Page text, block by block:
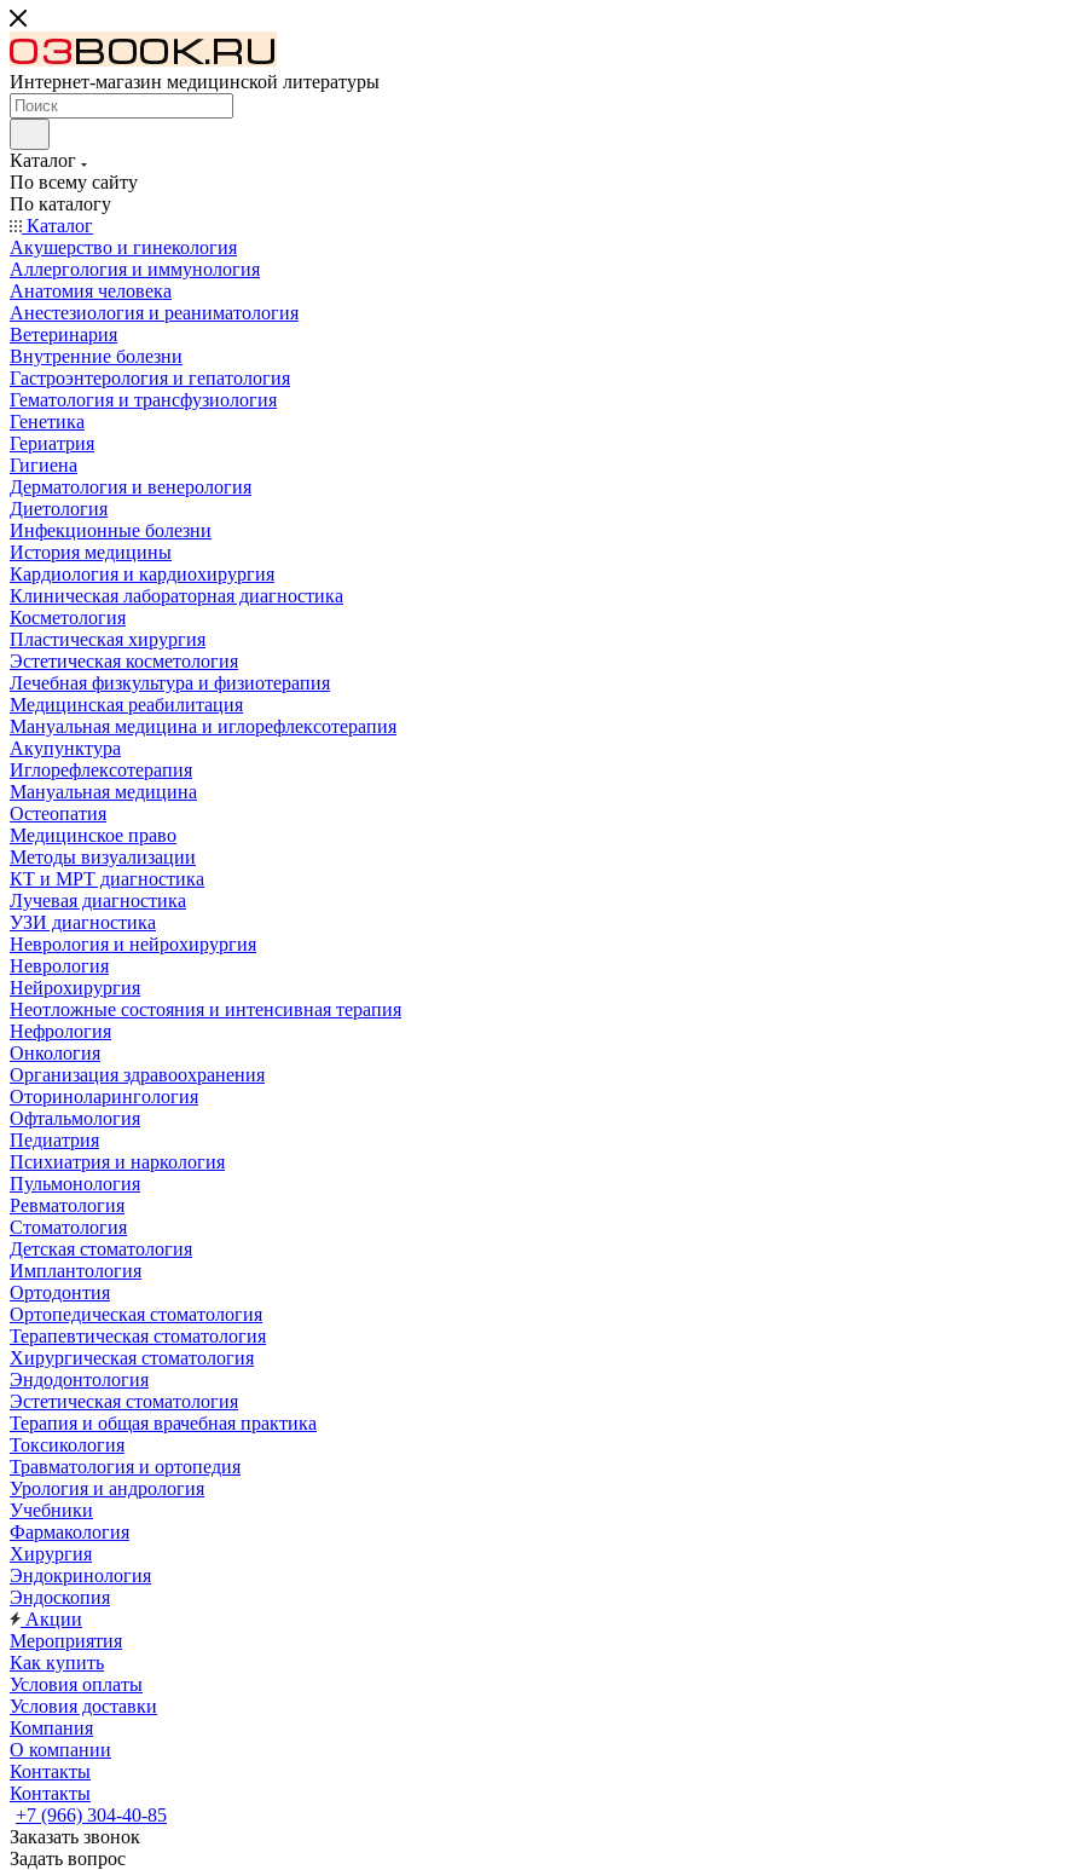
Интернет-магазин медицинской литературы
Каталог
По всему сайту
По каталогу
Каталог
Акушерство и гинекология
Аллергология и иммунология
Анатомия человека
Анестезиология и реаниматология
Ветеринария
Внутренние болезни
Гастроэнтерология и гепатология
Гематология и трансфузиология
Генетика
Гериатрия
Гигиена
Дерматология и венерология
Диетология
Инфекционные болезни
История медицины
Кардиология и кардиохирургия
Клиническая лабораторная диагностика
Косметология
Пластическая хирургия
Эстетическая косметология
Лечебная физкультура и физиотерапия
Медицинская реабилитация
Мануальная медицина и иглорефлексотерапия
Акупунктура
Иглорефлексотерапия
Мануальная медицина
Остеопатия
Медицинское право
Методы визуализации
КТ и МРТ диагностика
Лучевая диагностика
УЗИ диагностика
Неврология и нейрохирургия
Неврология
Нейрохирургия
Неотложные состояния и интенсивная терапия
Нефрология
Онкология
Организация здравоохранения
Оториноларингология
Офтальмология
Педиатрия
Психиатрия и наркология
Пульмонология
Ревматология
Стоматология
Детская стоматология
Имплантология
Ортодонтия
Ортопедическая стоматология
Терапевтическая стоматология
Хирургическая стоматология
Эндодонтология
Эстетическая стоматология
Терапия и общая врачебная практика
Токсикология
Травматология и ортопедия
Урология и андрология
Учебники
Фармакология
Хирургия
Эндокринология
Эндоскопия
Акции
Мероприятия
Как купить
Условия оплаты
Условия доставки
Компания
О компании
Контакты
Контакты
+7 (966) 304-40-85
Заказать звонок
Задать вопрос